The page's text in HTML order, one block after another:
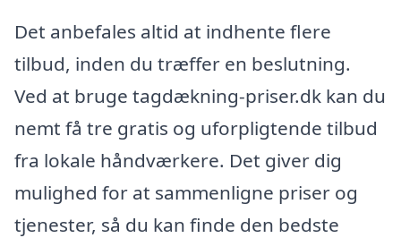
Det anbefales altid at indhente flere
tilbud, inden du træffer en beslutning.
Ved at bruge tagdækning-priser.dk kan du
nemt få tre gratis og uforpligtende tilbud
fra lokale håndværkere. Det giver dig
mulighed for at sammenligne priser og
tjenester, så du kan finde den bedste